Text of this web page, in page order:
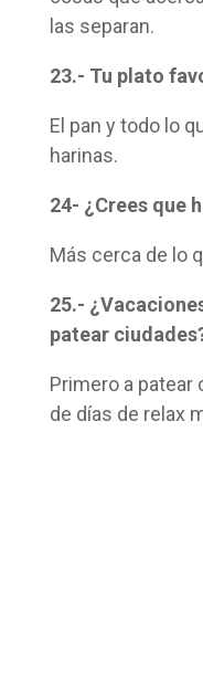
las separan.
23.- Tu plato
El pan y todo lo
harinas.
24- ¿Crees que
Más cerca de lo
25.-
patear
Primero a patear
de días de relax